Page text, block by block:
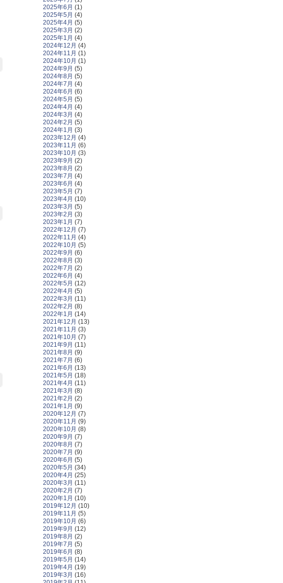
2025年6月 (1)
2025年5月 (4)
2025年4月 (5)
2025年3月 (2)
2025年1月 (4)
2024年12月 (4)
2024年11月 (1)
2024年10月 (1)
2024年9月 (5)
2024年8月 (5)
2024年7月 (4)
2024年6月 (6)
2024年5月 (5)
2024年4月 (4)
2024年3月 (4)
2024年2月 (5)
2024年1月 (3)
2023年12月 (4)
2023年11月 (6)
2023年10月 (3)
2023年9月 (2)
2023年8月 (2)
2023年7月 (4)
2023年6月 (4)
2023年5月 (7)
2023年4月 (10)
2023年3月 (5)
2023年2月 (3)
2023年1月 (7)
2022年12月 (7)
2022年11月 (4)
2022年10月 (5)
2022年9月 (6)
2022年8月 (3)
2022年7月 (2)
2022年6月 (4)
2022年5月 (12)
2022年4月 (5)
2022年3月 (11)
2022年2月 (8)
2022年1月 (14)
2021年12月 (13)
2021年11月 (3)
2021年10月 (7)
2021年9月 (11)
2021年8月 (9)
2021年7月 (6)
2021年6月 (13)
2021年5月 (18)
2021年4月 (11)
2021年3月 (8)
2021年2月 (2)
2021年1月 (9)
2020年12月 (7)
2020年11月 (9)
2020年10月 (8)
2020年9月 (7)
2020年8月 (7)
2020年7月 (9)
2020年6月 (5)
2020年5月 (34)
2020年4月 (25)
2020年3月 (11)
2020年2月 (7)
2020年1月 (10)
2019年12月 (10)
2019年11月 (5)
2019年10月 (6)
2019年9月 (12)
2019年8月 (2)
2019年7月 (5)
2019年6月 (8)
2019年5月 (14)
2019年4月 (19)
2019年3月 (16)